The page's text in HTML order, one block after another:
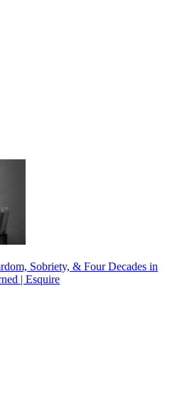
Sobriety, & Four Decades in
| Esquire